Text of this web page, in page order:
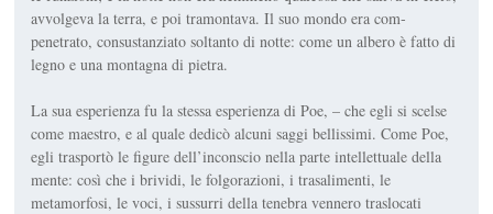
avvol­geva la terra, e poi tramontava. Il suo mondo era com­
penetrato, consu­stanziato soltanto di notte: come un albero è fatto di
le­gno e una monta­gna di pietra.
La sua esperien­za fu la stessa esperienza di Poe, – che egli si scelse
come maestro, e al quale dedicò alcu­ni saggi bellissimi. Come Poe,
egli trasportò le figure dell’inconscio nel­la parte intellet­tuale della
mente: così che i brividi, le folgorazioni, i trasalimenti, le
metamorfosi, le voci, i sussurri del­la tenebra venne­ro traslocati